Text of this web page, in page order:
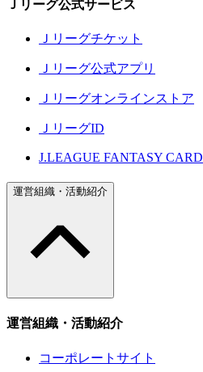
Ｊリーグ公式サービス
Ｊリーグチケット
Ｊリーグ公式アプリ
Ｊリーグオンラインストア
ＪリーグID
J.LEAGUE FANTASY CARD
運営組織・活動紹介
運営組織・活動紹介
コーポレートサイト